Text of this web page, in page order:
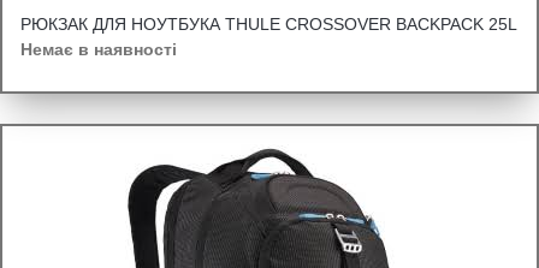
РЮКЗАК ДЛЯ НОУТБУКА THULE CROSSOVER BACKPACK 25L
Немає в наявності